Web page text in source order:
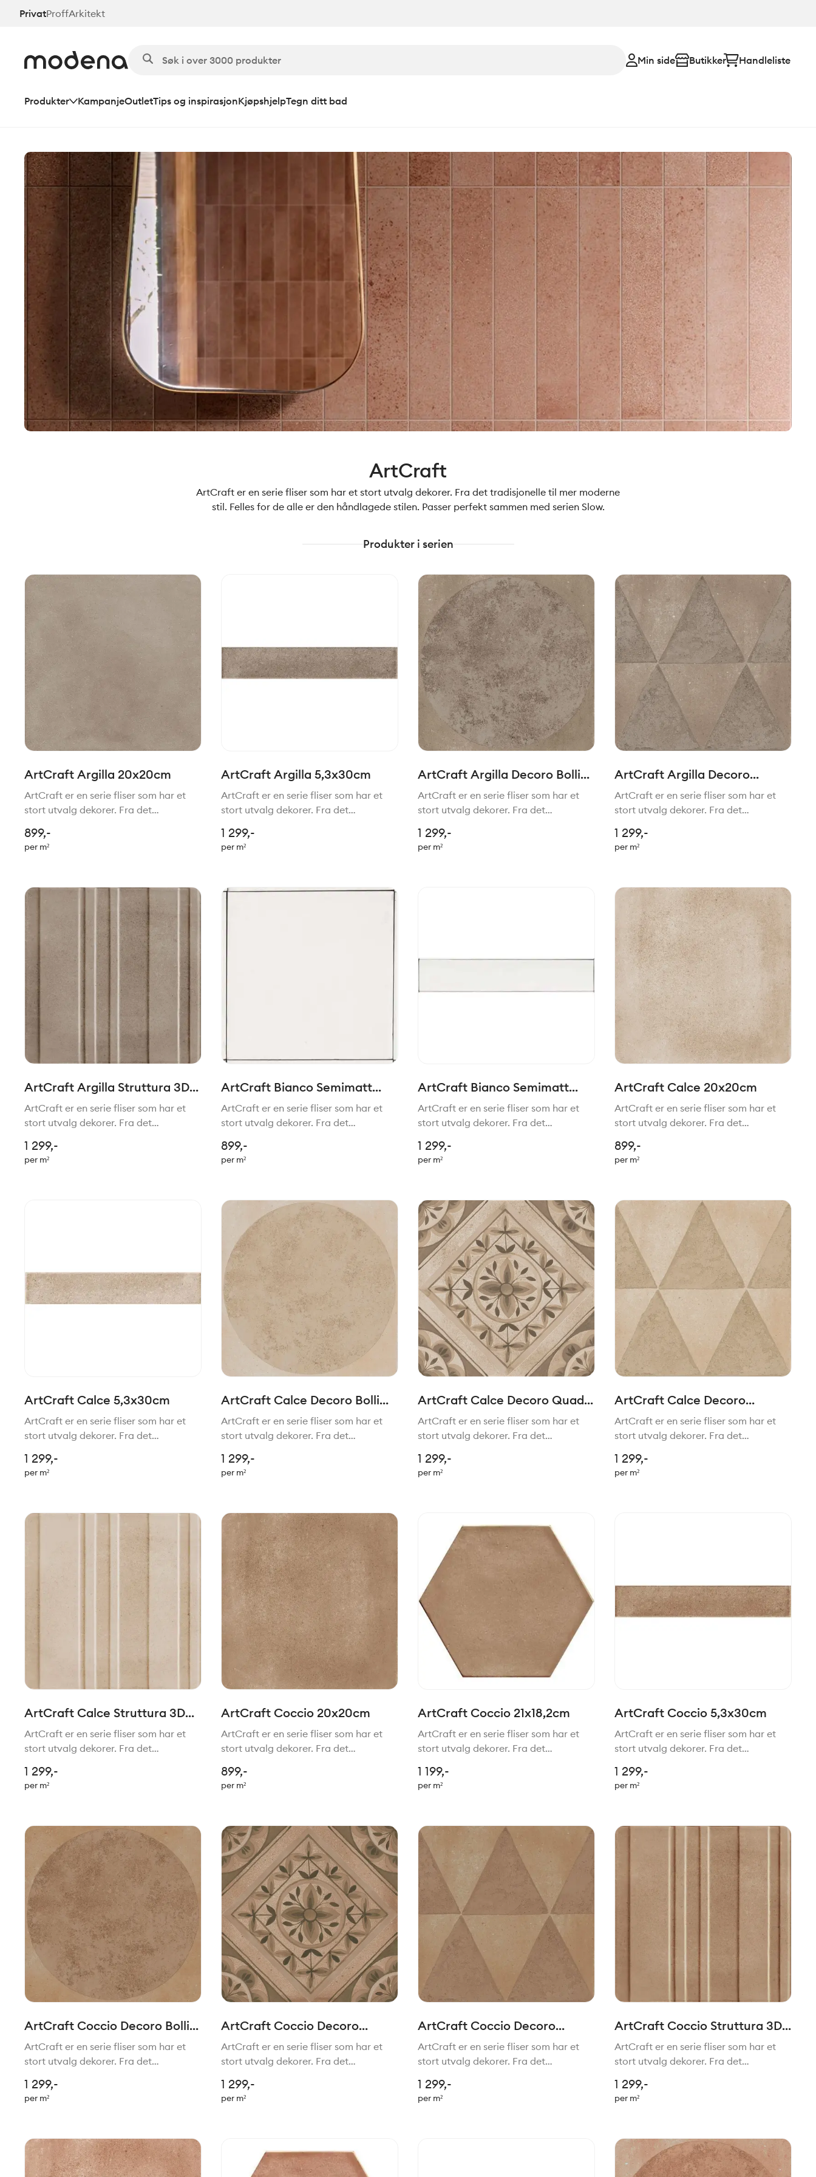
HoppPrivatProffArkitekt
Min side Butikker Handleliste
Produkter KampanjeOutletTips og inspirasjonKjøpshjelpTegn ditt bad
ArtCraft
ArtCraft er en serie fliser som har et stort utvalg dekorer. Fra det tradisjonelle til mer moderne
stil. Felles for de alle er den håndlagede stilen. Passer perfekt sammen med serien Slow.
Produkter i serien
ArtCraft Argilla 20x20cm
ArtCraft er en serie fliser som har et
stort utvalg dekorer. Fra det
for de alle er den håndlagede stilen.
Passer perfekt sammen med serien
899,-
per m²
ArtCraft Argilla 5,3x30cm
ArtCraft er en serie fliser som har et
stort utvalg dekorer. Fra det
for de alle er den håndlagede stilen.
Passer perfekt sammen med serien
1 299,-
per m²
ArtCraft Argilla Decoro Bolli
20x20cm
ArtCraft er en serie fliser som har et
stort utvalg dekorer. Fra det
for de alle er den håndlagede stilen.
Passer perfekt sammen med serien
1 299,-
per m²
ArtCraft Argilla Decoro
Triangoli 20x20cm
ArtCraft er en serie fliser som har et
stort utvalg dekorer. Fra det
for de alle er den håndlagede stilen.
Passer perfekt sammen med serien
1 299,-
per m²
ArtCraft Argilla Struttura 3D
Bande 20x20cm
ArtCraft er en serie fliser som har et
stort utvalg dekorer. Fra det
for de alle er den håndlagede stilen.
Passer perfekt sammen med serien
1 299,-
per m²
ArtCraft Bianco Semimatt
20x20cm
ArtCraft er en serie fliser som har et
stort utvalg dekorer. Fra det
for de alle er den håndlagede stilen.
Passer perfekt sammen med serien
899,-
per m²
ArtCraft Bianco Semimatt
5,3x30cm
ArtCraft er en serie fliser som har et
stort utvalg dekorer. Fra det
for de alle er den håndlagede stilen.
Passer perfekt sammen med serien
1 299,-
per m²
ArtCraft Calce 20x20cm
ArtCraft er en serie fliser som har et
stort utvalg dekorer. Fra det
for de alle er den håndlagede stilen.
Passer perfekt sammen med serien
899,-
per m²
ArtCraft Calce 5,3x30cm
ArtCraft er en serie fliser som har et
stort utvalg dekorer. Fra det
for de alle er den håndlagede stilen.
Passer perfekt sammen med serien
1 299,-
per m²
ArtCraft Calce Decoro Bolli
20x20cm
ArtCraft er en serie fliser som har et
stort utvalg dekorer. Fra det
for de alle er den håndlagede stilen.
Passer perfekt sammen med serien
1 299,-
per m²
ArtCraft Calce Decoro Quadri
20x20cm
ArtCraft er en serie fliser som har et
stort utvalg dekorer. Fra det
for de alle er den håndlagede stilen.
Passer perfekt sammen med serien
1 299,-
per m²
ArtCraft Calce Decoro
Triangoli 20x20cm
ArtCraft er en serie fliser som har et
stort utvalg dekorer. Fra det
for de alle er den håndlagede stilen.
Passer perfekt sammen med serien
1 299,-
per m²
ArtCraft Calce Struttura 3D
Bande 20x20cm
ArtCraft er en serie fliser som har et
stort utvalg dekorer. Fra det
for de alle er den håndlagede stilen.
Passer perfekt sammen med serien
1 299,-
per m²
ArtCraft Coccio 20x20cm
ArtCraft er en serie fliser som har et
stort utvalg dekorer. Fra det
for de alle er den håndlagede stilen.
Passer perfekt sammen med serien
899,-
per m²
ArtCraft Coccio 21x18,2cm
ArtCraft er en serie fliser som har et
stort utvalg dekorer. Fra det
for de alle er den håndlagede stilen.
Passer perfekt sammen med serien
1 199,-
per m²
ArtCraft Coccio 5,3x30cm
ArtCraft er en serie fliser som har et
stort utvalg dekorer. Fra det
for de alle er den håndlagede stilen.
Passer perfekt sammen med serien
1 299,-
per m²
ArtCraft Coccio Decoro Bolli
20x20cm
ArtCraft er en serie fliser som har et
stort utvalg dekorer. Fra det
for de alle er den håndlagede stilen.
Passer perfekt sammen med serien
1 299,-
per m²
ArtCraft Coccio Decoro
Quadri 20x20cm
ArtCraft er en serie fliser som har et
stort utvalg dekorer. Fra det
for de alle er den håndlagede stilen.
Passer perfekt sammen med serien
1 299,-
per m²
ArtCraft Coccio Decoro
Triangoli 20x20cm
ArtCraft er en serie fliser som har et
stort utvalg dekorer. Fra det
for de alle er den håndlagede stilen.
Passer perfekt sammen med serien
1 299,-
per m²
ArtCraft Coccio Struttura 3D
Bande 20x20cm
ArtCraft er en serie fliser som har et
stort utvalg dekorer. Fra det
for de alle er den håndlagede stilen.
Passer perfekt sammen med serien
1 299,-
per m²